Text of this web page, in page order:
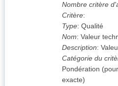
Nombre critère
Critère:
Type: Qualité
Nom: Valeur
Description:
Catégorie du
Pondération
exacte)